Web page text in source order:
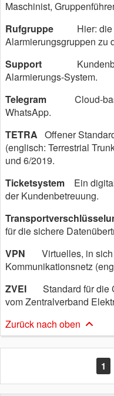
Maschinist,
Rufgruppe Hier: die
Alarmierungsgruppen zu
Support
Alarmierungs-System.
Telegram Cloud-
WhatsApp.
TETRA Offener
(englisch: Terrestrial
und 6/2019.
Ticketsystem Ein
der Kundenbetreuung.
für die sichere
VPN Virtuelles, in sich
Kommunikationsnetz
ZVEI Standard für die
vom Zentralverband
Zurück nach oben
1